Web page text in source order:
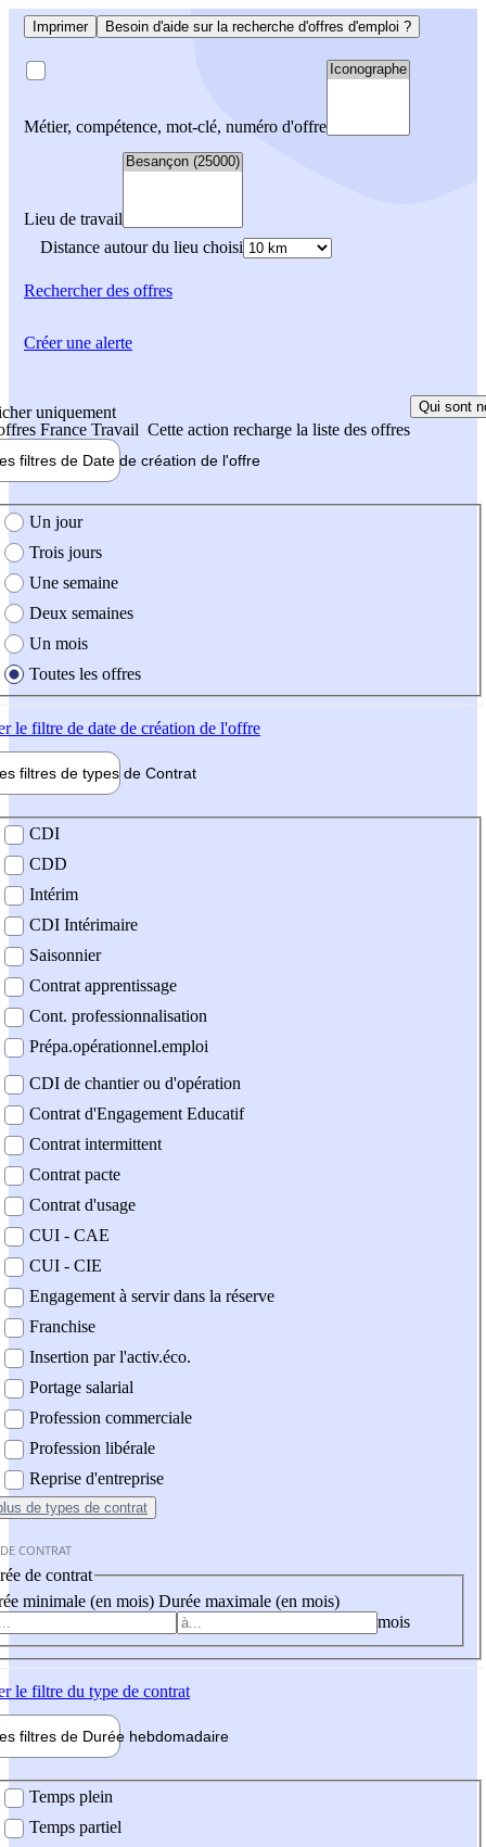
Imprimer Besoin d'aide sur la recherche d'offres d'emploi ?
Métier, compétence, mot-clé, numéro d'offre
Lieu de travail
Distance autour du lieu choisi
Rechercherdes offres
uniquement
France Travail Cette action recharge la liste des offres
Qui sont
filtres de Date de création de l'offre
création de l'offre
Un jour
Trois jours
Une semaine
Deux semaines
Un mois
Toutes les offres
le filtre de date de création de l'offre
filtres de types de Contrat
contrat
CDI
CDD
Intérim
CDI Intérimaire
Saisonnier
Contrat apprentissage
Cont. professionnalisation
Prépa.opérationnel.emploi
CDI de chantier ou d'opération
Contrat d'Engagement Educatif
Contrat intermittent
Contrat pacte
Contrat d'usage
CUI - CAE
CUI - CIE
Engagement à servir dans la réserve
Franchise
Insertion par l'activ.éco.
Portage salarial
Profession commerciale
Profession libérale
Reprise d'entreprise
de types de contrat
CONTRAT
de contrat
minimale (en mois) Durée maximale (en mois)
mois
le filtre du type de contrat
filtres de Durée hebdomadaire
Temps plein
Temps partiel
Créer une alerte